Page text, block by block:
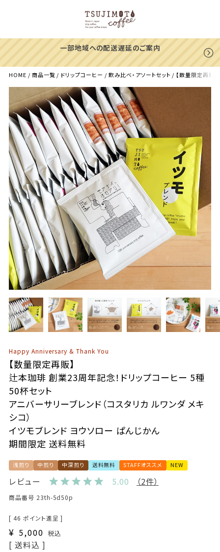
一部地域への配送遅延のご案内
HOME 商品一覧 ドリップコーヒー 飲み比べ・アソートセット 【数量限定再販
Happy Anniversary & Thank You
【数量限定再販】
辻本珈琲 創業23周年記念！ドリップコーヒー 5種
50杯セット
アニバーサリーブレンド（コスタリカ ルワンダ メキ
シコ）
イツモブレンド ヨウソロー ぱんじかん
期間限定 送料無料
浅煎り 中煎り 中深煎り 送料無料 STAFFオススメ NEW
レビュー 5.00 （2件）
商品番号 23th-5d50p
[ 46 ポイント進呈 ]
¥ 5,000 税込
送料込